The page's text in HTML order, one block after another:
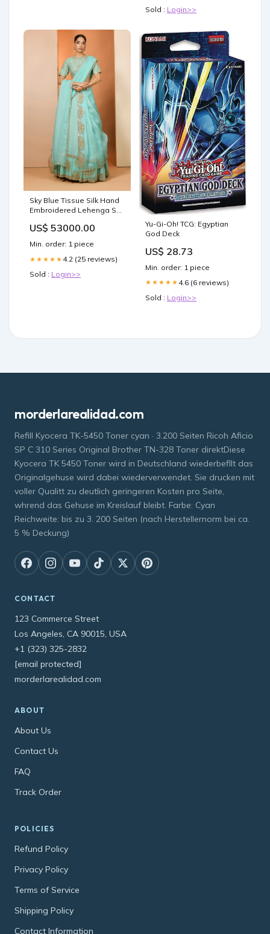
Sold : Login>>
Sky Blue Tissue Silk Hand
Embroidered Lehenga Set
And Silk Organza Dupatta
Type_Sharara Cape Set
US$ 53000.00
Min. order: 1 piece
★★★★★ 4.2 (25 reviews)
Sold : Login>>
Yu-Gi-Oh! TCG: Egyptian
God Deck
US$ 28.73
Min. order: 1 piece
★★★★★ 4.6 (6 reviews)
Sold : Login>>
morderlarealidad.com
Refill Kyocera TK-5450 Toner cyan · 3.200 Seiten Ricoh Aficio
SP C 310 Series Original Brother TN-328 Toner direktDiese
Kyocera TK 5450 Toner wird in Deutschland wiederbefllt das
Originalgehuse wird dabei wiederverwendet. Sie drucken mit
voller Qualitt zu deutlich geringeren Kosten pro Seite,
whrend das Gehuse im Kreislauf bleibt. Farbe: Cyan
Reichweite: bis zu 3. 200 Seiten (nach Herstellernorm bei ca.
5 % Deckung)
CONTACT
123 Commerce Street
Los Angeles, CA 90015, USA
+1 (323) 325-2832
[email protected]
morderlarealidad.com
ABOUT
About Us
Contact Us
FAQ
Track Order
POLICIES
Refund Policy
Privacy Policy
Terms of Service
Shipping Policy
Contact Information